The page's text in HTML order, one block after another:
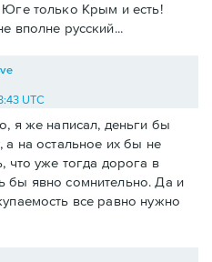
только Крым и есть!
вполне русский...
UTC
я же написал, деньги бы
а на остальное их бы не
что уже тогда дорога в
бы явно сомнительно. Да и
все равно нужно